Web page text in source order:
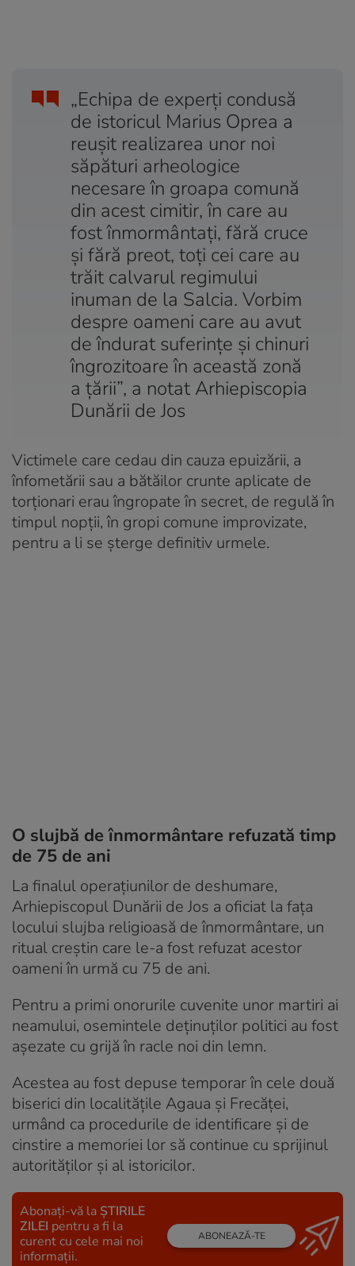
„Echipa de experţi condusă
de istoricul Marius Oprea a
reuşit realizarea unor noi
săpături arheologice
necesare în groapa comună
din acest cimitir, în care au
fost înmormântaţi, fără cruce
şi fără preot, toţi cei care au
trăit calvarul regimului
inuman de la Salcia. Vorbim
despre oameni care au avut
de îndurat suferinţe şi chinuri
îngrozitoare în această zonă
a ţării”, a notat Arhiepiscopia
Dunării de Jos
Victimele care cedau din cauza epuizării, a
înfometării sau a bătăilor crunte aplicate de
torționari erau îngropate în secret, de regulă în
timpul nopții, în gropi comune improvizate,
pentru a li se șterge definitiv urmele.
O slujbă de înmormântare refuzată timp
de 75 de ani
La finalul operațiunilor de deshumare,
Arhiepiscopul Dunării de Jos a oficiat la fața
locului slujba religioasă de înmormântare, un
ritual creștin care le-a fost refuzat acestor
oameni în urmă cu 75 de ani.
Pentru a primi onorurile cuvenite unor martiri ai
neamului, osemintele deținuților politici au fost
așezate cu grijă în racle noi din lemn.
Acestea au fost depuse temporar în cele două
biserici din localitățile Agaua și Frecăței,
urmând ca procedurile de identificare și de
cinstire a memoriei lor să continue cu sprijinul
autorităților și al istoricilor.
Abonați-vă la ȘTIRILE
ZILEI pentru a fi la
curent cu cele mai noi
informații.
ABONEAZĂ-TE